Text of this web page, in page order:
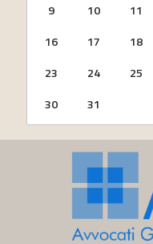
9
10 11
16
17 18
23
24 25
30
31
contenuto